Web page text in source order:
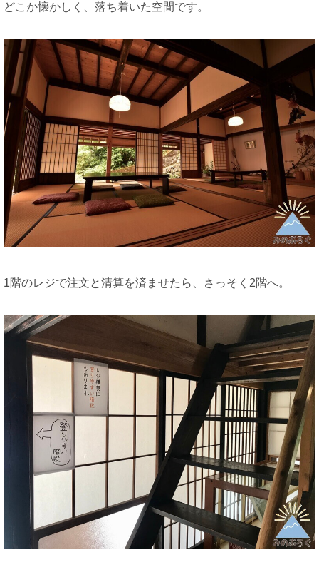
どこか懐かしく、落ち着いた空間です。
1階のレジで注文と清算を済ませたら、さっそく2階へ。